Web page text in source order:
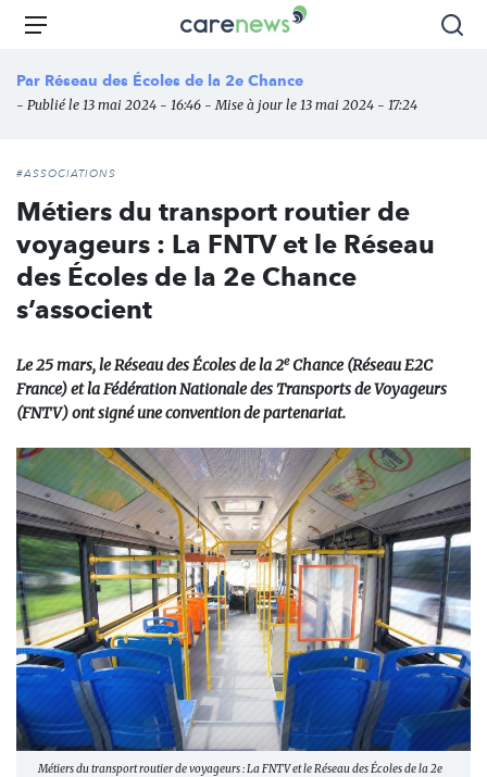
Aller
principal
Carenews,
média
des
Menu
Par Réseau des Écoles de la 2e Chance
- Publié le 13 mai 2024 - 16:46 - Mise à jour le 13 mai 2024 - 17:24
#ASSOCIATIONS
Métiers du transport routier de
voyageurs : La FNTV et le Réseau
des Écoles de la 2e Chance
s’associent
Le 25 mars, le Réseau des Écoles de la 2eChance (Réseau E2C
France) et la Fédération Nationale des Transports de Voyageurs
(FNTV) ont signé une convention de partenariat.
Métiers du transport routier de voyageurs : La FNTV et le Réseau des Écoles de la 2e